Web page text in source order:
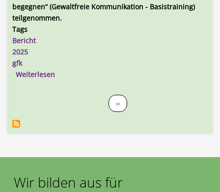
begegnen“ (Gewaltfreie Kommunikation - Basistraining)
teilgenommen.
Tags
Bericht
2025
gfk
Weiterlesen
SeitennummerierungNächste Seite
››
Wir bilden aus für